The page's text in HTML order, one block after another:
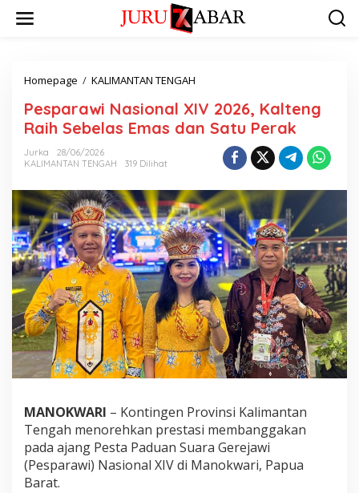
Homepage / KALIMANTAN TENGAH
Pesparawi Nasional XIV 2026, Kalteng
Raih Sebelas Emas dan Satu Perak
Jurka
28/06/2026
KALIMANTAN TENGAH
319 Dilihat
MANOKWARI – Kontingen Provinsi Kalimantan
Tengah menorehkan prestasi membanggakan
pada ajang Pesta Paduan Suara Gerejawi
(Pesparawi) Nasional XIV di Manokwari, Papua
Barat.